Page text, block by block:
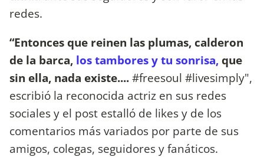
redes.
“Entonces que reinen las plumas, calderon
de la barca, los tambores y tu sonrisa,que
sin ella, nada existe....#freesoul #livesimply",
escribió la reconocida actriz en sus redes
sociales y el post estalló de likes y de los
comentarios más variados por parte de sus
amigos, colegas, seguidores y fanáticos.